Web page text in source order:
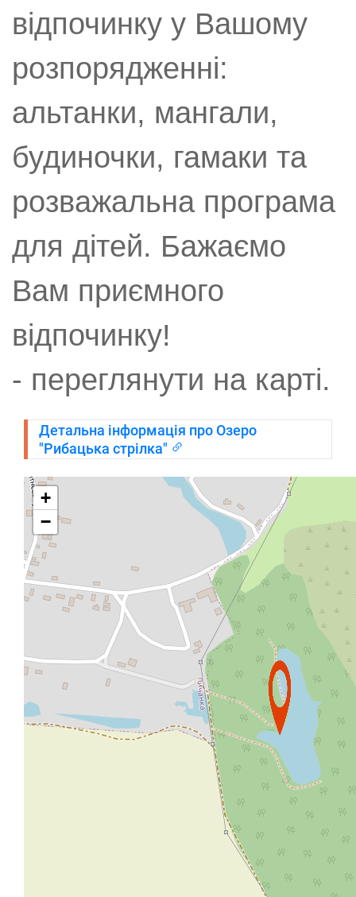
відпочинку у Вашому
розпорядженні:
альтанки, мангали,
будиночки, гамаки та
розважальна програма
для дітей. Бажаємо
Вам приємного
відпочинку!
- переглянути на карті.
Детальна інформація про Озеро
"Рибацька стрілка"
+
−